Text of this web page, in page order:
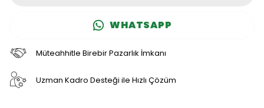
WHATSAPP
Müteahhitle Birebir Pazarlık İmkanı
Uzman Kadro Desteği ile Hızlı Çözüm